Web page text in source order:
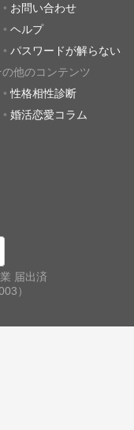
お問い合わせ
ヘルプ
パスワードが解らない
の他のコンテンツ
性格相性診断
婚活恋愛コラム
届出済
）